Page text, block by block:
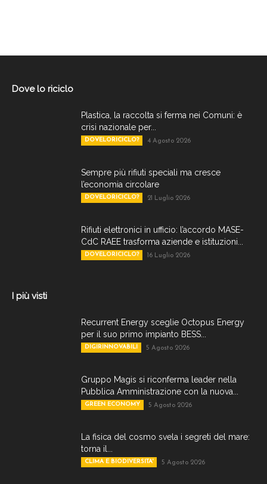
Dove lo riciclo
Plastica, la raccolta si ferma nei Comuni: è
crisi nazionale per...
DOVELORICICLO? 4 Agosto 2026
Sempre più rifiuti speciali ma cresce
l’economia circolare
DOVELORICICLO? 21 Luglio 2026
Rifiuti elettronici in ufficio: l’accordo MASE-
CdC RAEE trasforma aziende e istituzioni...
DOVELORICICLO? 16 Luglio 2026
I più visti
Recurrent Energy sceglie Octopus Energy
per il suo primo impianto BESS...
DIGIRINNOVABILI 5 Agosto 2026
Gruppo Magis si riconferma leader nella
Pubblica Amministrazione con la nuova...
GREEN ECONOMY 5 Agosto 2026
La fisica del cosmo svela i segreti del mare:
torna il...
CLIMA E BIODIVERSITA' 5 Agosto 2026